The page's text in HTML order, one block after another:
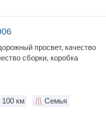
жизни это GX и
тогда можно и погонять
общем, если тебе от 30 до
быть.
просвет, качество
сборки, коробка
шумоизоляция
100 км
Семья